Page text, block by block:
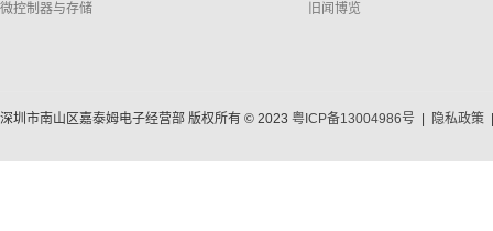
微控制器与存储 旧闻博览
深圳市南山区嘉泰姆电子经营部 版权所有 © 2023 粤ICP备13004986号 隐私政策